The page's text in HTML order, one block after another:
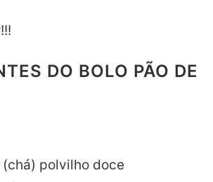
DO BOLO PÃO DE
polvilho doce